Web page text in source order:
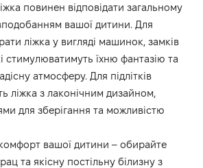
повинен відповідати загальному
вашої дитини. Для
ліжка у вигляді машинок, замків
стимулюватимуть їхню фантазію та
атмосферу. Для підлітків
ліжка з лаконічним дизайном,
для зберігання та можливістю
вашої дитини – обирайте
та якісну постільну білизну з